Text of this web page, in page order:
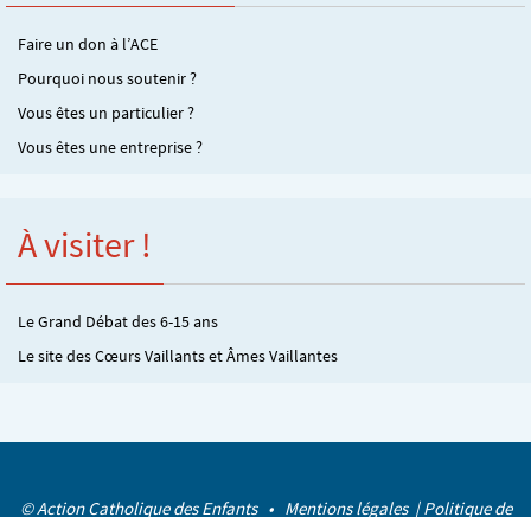
Faire un don à l’ACE
Pourquoi nous soutenir ?
Vous êtes un particulier ?
Vous êtes une entreprise ?
À visiter !
Le Grand Débat des 6-15 ans
Le site des Cœurs Vaillants et Âmes Vaillantes
© Action Catholique des Enfants • Mentions légales |Politique de